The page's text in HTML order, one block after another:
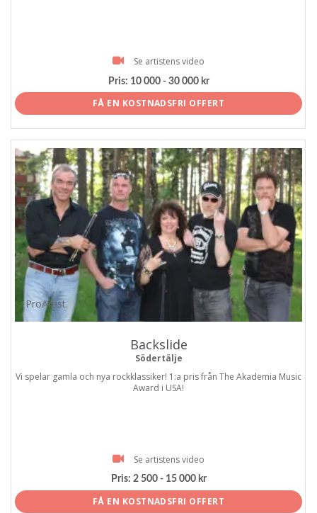
Se artistens video
Pris: 10 000 - 30 000 kr
FÅ EN KOSTNADSFRI OFFERT
ProArtist
Backslide
Södertälje
Vi spelar gamla och nya rockklassiker! 1:a pris från The Akademia Music
Award i USA!
Se artistens video
Pris: 2 500 - 15 000 kr
FÅ EN KOSTNADSFRI OFFERT